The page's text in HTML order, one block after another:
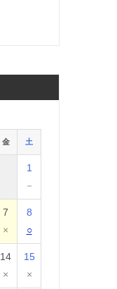
金 土
1
－
7
×
8
○
14
×
15
×